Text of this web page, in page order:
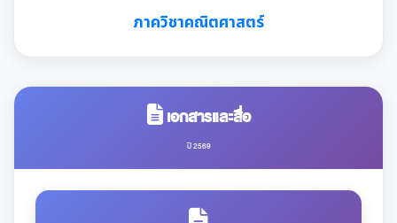
ภาควิชาคณิตศาสตร์
เอกสารและสื่อ
ปี 2569